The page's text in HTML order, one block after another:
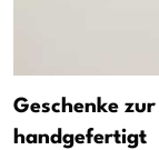
Geschenke
handgefertigt